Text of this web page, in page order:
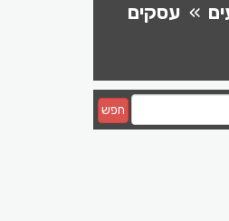
עסקים
חפש